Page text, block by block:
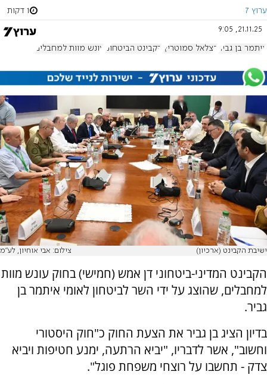
ערוץ 7 1 דקות
21.11.25, 9:05
איתמר בן גביר בצלאל סמוטריץ' הקבינט הביטחוני עונש מוות למחבלים
ישיבת הקבינט (ארכיון) צילום: אבי אוחיון, לע"מ
הקבינט המדיני-ביטחוני דן אמש (חמישי) בחוק עונש מוות
למחבלים, שהוצג על ידי השר לביטחון לאומי איתמר בן
גביר.
בדיון הציג בן גביר את הצעת החוק כ"חוק היסטורי
וחשוב", אשר לדבריו, "יביא הרתעה, ימנע חטיפות ויביא
צדק - תחשבו על רוצחי משפחת פוגל".